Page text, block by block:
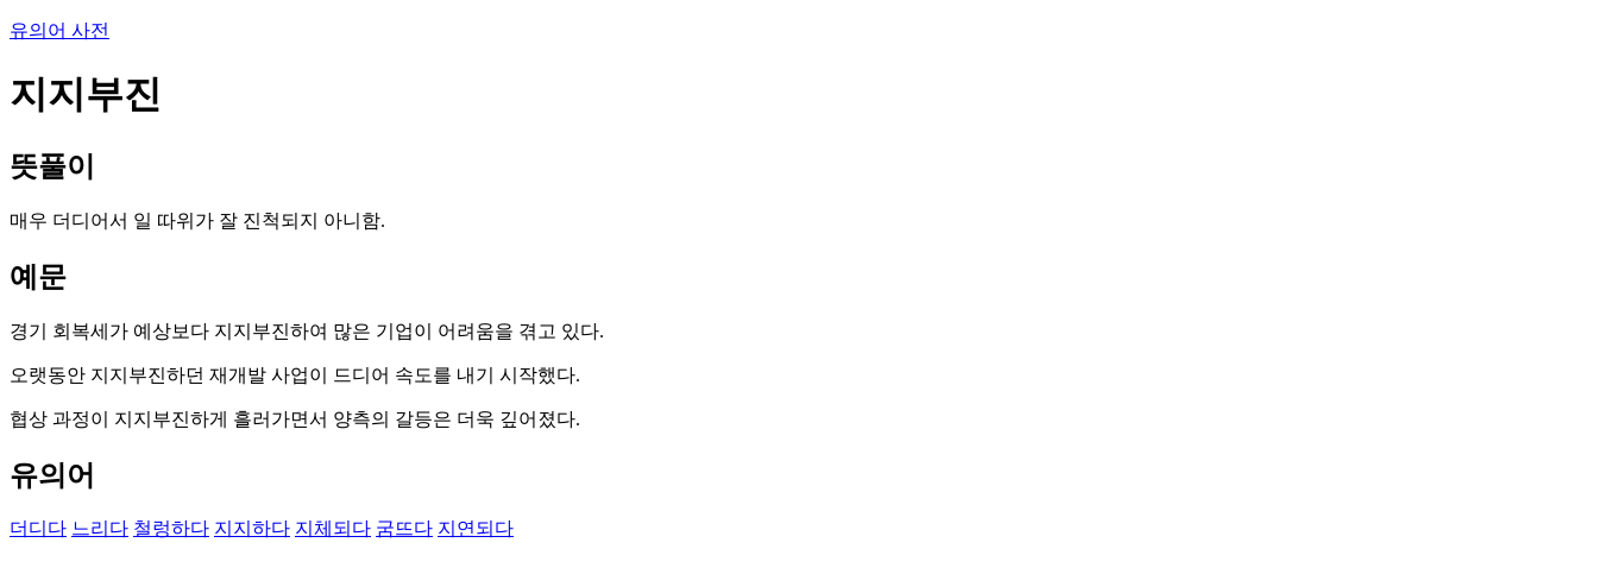
유의어 사전
지지부진
뜻풀이
매우 더디어서 일 따위가 잘 진척되지 아니함.
예문
경기 회복세가 예상보다 지지부진하여 많은 기업이 어려움을 겪고 있다.
오랫동안 지지부진하던 재개발 사업이 드디어 속도를 내기 시작했다.
협상 과정이 지지부진하게 흘러가면서 양측의 갈등은 더욱 깊어졌다.
유의어
더디다 느리다 철렁하다 지지하다 지체되다 굼뜨다 지연되다